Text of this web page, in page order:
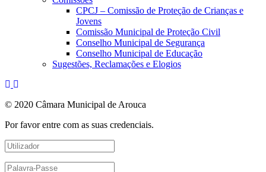
CPCJ – Comissão de Proteção de Crianças e
Jovens
Comissão Municipal de Proteção Civil
Conselho Municipal de Segurança
Conselho Municipal de Educação
Sugestões, Reclamações e Elogios
© 2020 Câmara Municipal de Arouca
Por favor entre com as suas credenciais.